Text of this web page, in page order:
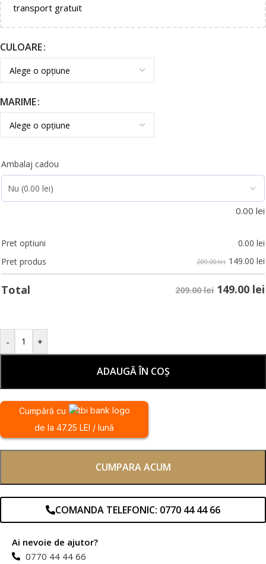
transport gratuit
CULOARE
MARIME
Ambalaj cadou
0.00 lei
Pret optiuni 0.00 lei
Pret produs
209.00 lei 149.00 lei
Total 209.00 lei 149.00 lei
- +
ADAUGĂ ÎN COȘ
Cumpără cu
de la 47.25 LEI / lună
CUMPARA ACUM
COMANDA TELEFONIC: 0770 44 44 66
Ai nevoie de ajutor?
0770 44 44 66